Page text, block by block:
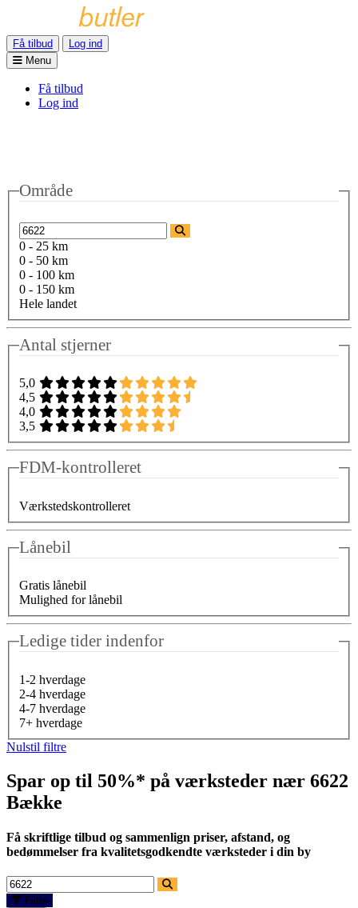
Få tilbud
Log ind
Menu
Få tilbud
Log ind
Område
0 - 25 km
0 - 50 km
0 - 100 km
0 - 150 km
Hele landet
Antal stjerner
5,0
4,5
4,0
3,5
FDM-kontrolleret
Værkstedskontrolleret
Lånebil
Gratis lånebil
Mulighed for lånebil
Ledige tider indenfor
1-2 hverdage
2-4 hverdage
4-7 hverdage
7+ hverdage
Nulstil filtre
Spar op til 50%* på værksteder nær 6622
Bække
Få skriftlige tilbud og sammenlign priser, afstand, og
bedømmelser fra kvalitetsgodkendte værksteder i din by
Filtre